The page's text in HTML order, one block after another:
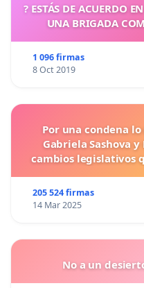
? ESTÁS DE ACUERDO
UNA BRIGADA
1 096 firmas
8 Oct 2019
Por una condena
Gabriela Sashova
cambios legislativos
205 524 firmas
14 Mar 2025
No a un